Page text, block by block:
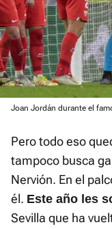
Joan Jordán durante el
Pero todo eso
tampoco busca
Nervión. En el
él. Este año les
Sevilla que ha